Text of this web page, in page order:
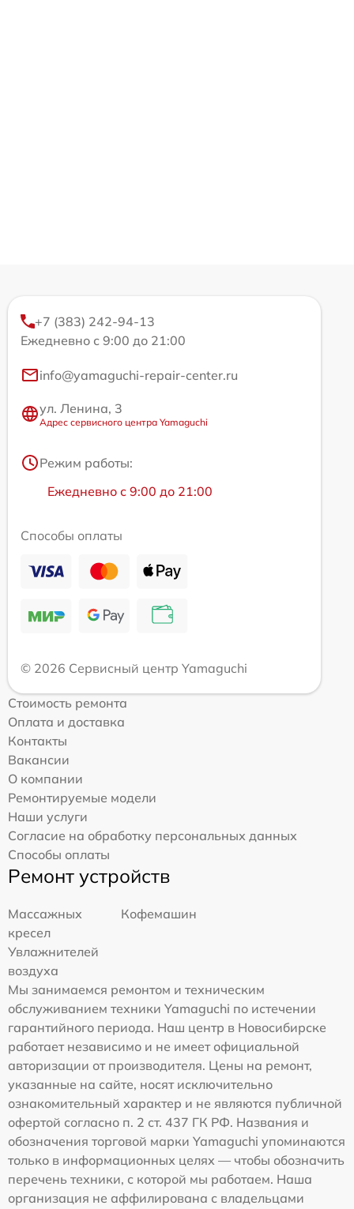
+7 (383) 242-94-13
Ежедневно с 9:00 до 21:00
info@yamaguchi-repair-center.ru
ул. Ленина, 3
Адрес сервисного центра Yamaguchi
Режим работы:
Ежедневно с 9:00 до 21:00
Способы оплаты
© 2026 Сервисный центр Yamaguchi
Стоимость ремонта
Оплата и доставка
Контакты
Вакансии
О компании
Ремонтируемые модели
Наши услуги
Согласие на обработку персональных данных
Способы оплаты
Ремонт устройств
Массажных
кресел
Кофемашин
Увлажнителей
воздуха
Мы занимаемся ремонтом и техническим
обслуживанием техники Yamaguchi по истечении
гарантийного периода. Наш центр в Новосибирске
работает независимо и не имеет официальной
авторизации от производителя. Цены на ремонт,
указанные на сайте, носят исключительно
ознакомительный характер и не являются публичной
офертой согласно п. 2 ст. 437 ГК РФ. Названия и
обозначения торговой марки Yamaguchi упоминаются
только в информационных целях — чтобы обозначить
перечень техники, с которой мы работаем. Наша
организация не аффилирована с владельцами